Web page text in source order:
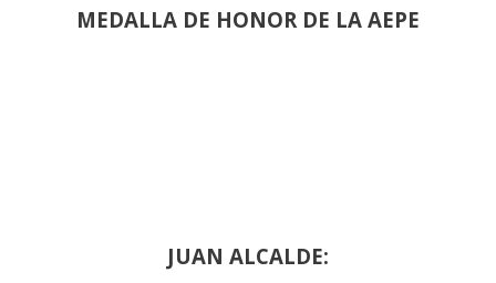
MEDALLA DE HONOR DE LA AEPE
JUAN ALCALDE: